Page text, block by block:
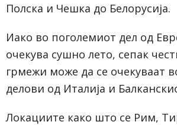
Полска и Чешка до Белорусија.
Иако во поголемиот дел од
очекува сушно лето, сепак
грмежи може да се очекуваат
делови од Италија и
Локациите како што се Рим,